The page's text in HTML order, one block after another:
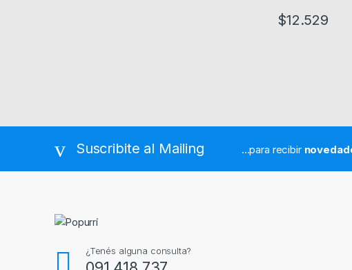
$12.529
Suscribite al Mailing ...para recibir
¿Tenés alguna consulta?